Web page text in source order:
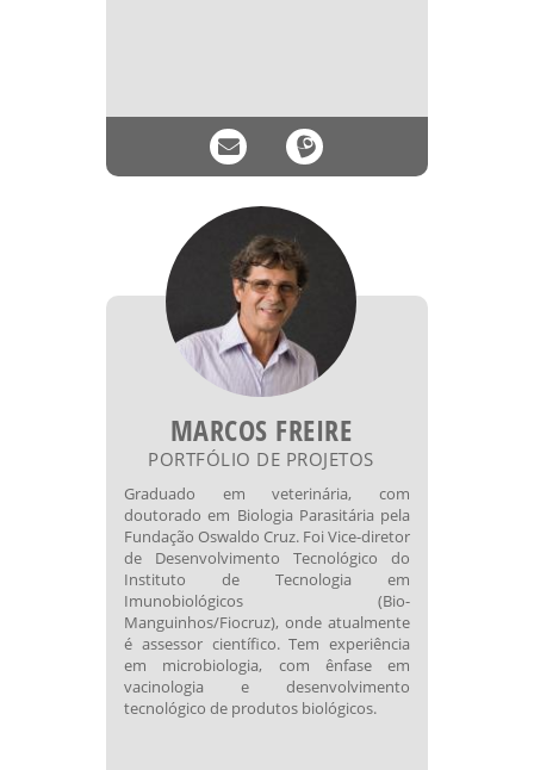
MARCOS FREIRE
PORTFÓLIO DE PROJETOS
Graduado em veterinária, com
doutorado em Biologia Parasitária pela
Fundação Oswaldo Cruz. Foi Vice-diretor
de Desenvolvimento Tecnológico do
Instituto de Tecnologia em
Imunobiológicos (Bio-
Manguinhos/Fiocruz), onde atualmente
é assessor científico. Tem experiência
em microbiologia, com ênfase em
vacinologia e desenvolvimento
tecnológico de produtos biológicos.